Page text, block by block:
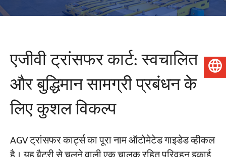
एजीवी ट्रांसफर कार्ट: स्वचालित
और बुद्धिमान सामग्री प्रबंधन के
लिए कुशल विकल्प
AGV ट्रांसफर कार्ट्स का पूरा नाम ऑटोमेटेड गाइडेड व्हीकल
हिन्दी